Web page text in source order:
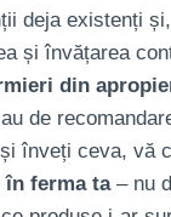
deja existenți
și învățarea
din
de
înveți ceva, vă
în ferma ta– nu